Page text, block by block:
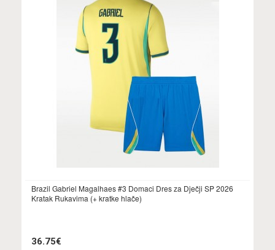
Brazil Gabriel Magalhaes #3 Domaci Dres za Dječji SP 2026
Kratak Rukavima (+ kratke hlače)
36.75€